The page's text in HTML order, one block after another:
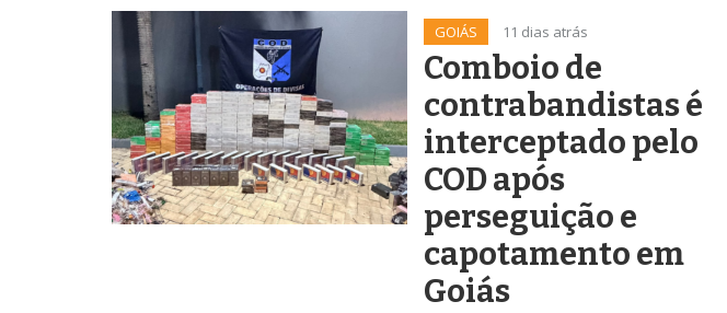
GOIÁS 11 dias atrás
Comboio de
contrabandistas é
interceptado pelo
COD após
perseguição e
capotamento em
Goiás